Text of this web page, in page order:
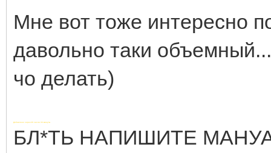
Мне вот тоже интересно
давольно таки
чо делать)
Добавлено через 20 часов 33 минуты
БЛ*ТЬ НАПИШИТЕ